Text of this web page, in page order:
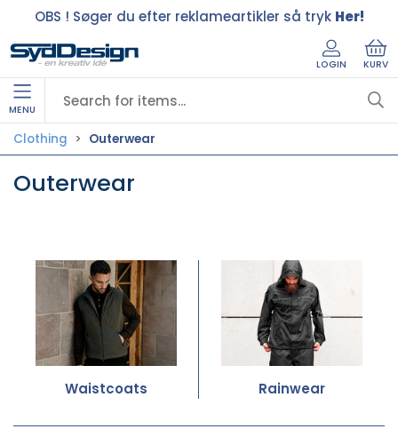
OBS ! Søger du efter reklameartikler så tryk Her!
LOGIN KURV
MENU
Clothing Outerwear
Outerwear
Waistcoats Rainwear